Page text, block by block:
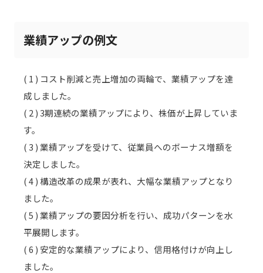
業績アップの例文
( 1 ) コスト削減と売上増加の両輪で、業績アップを達
成しました。
( 2 ) 3期連続の業績アップにより、株価が上昇していま
す。
( 3 ) 業績アップを受けて、従業員へのボーナス増額を
決定しました。
( 4 ) 構造改革の成果が表れ、大幅な業績アップとなり
ました。
( 5 ) 業績アップの要因分析を行い、成功パターンを水
平展開します。
( 6 ) 安定的な業績アップにより、信用格付けが向上し
ました。